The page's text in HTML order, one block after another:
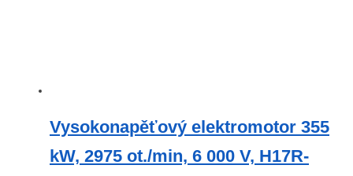
Vysokonapěťový elektromotor 355
kW, 2975 ot./min, 6 000 V, H17R-